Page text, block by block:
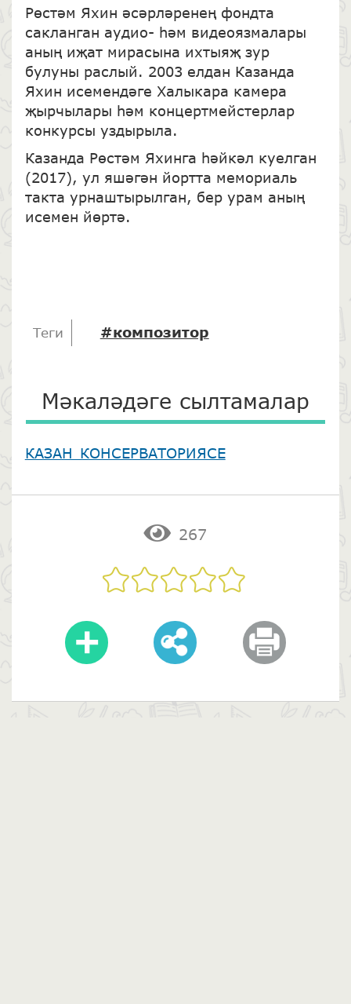
Рөстәм Яхин әсәрләренең фондта
сакланган аудио- һәм видеоязмалары
аның иҗат мирасына ихтыяҗ зур
булуны раслый. 2003 елдан Казанда
Яхин исемендәге Халыкара камера
җырчылары һәм концертмейстерлар
конкурсы уздырыла.
Казанда Рөстәм Яхинга һәйкәл куелган
(2017), ул яшәгән йортта мемориаль
такта урнаштырылган, бер урам аның
исемен йөртә.
Теги #композитор
Мәкаләдәге сылтамалар
КАЗАН КОНСЕРВАТОРИЯСЕ
267